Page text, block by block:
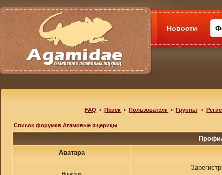
Новости
FAQ •Поиск •Пользователи •Группы •
Список форумов Агамовые ящерицы
Аватара
Новичок